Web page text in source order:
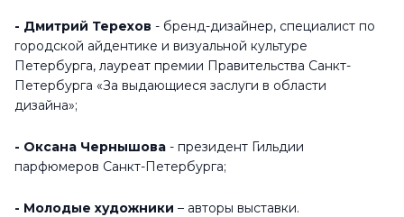
- Дмитрий Терехов - бренд-дизайнер, специалист по
городской айдентике и визуальной культуре
Петербурга, лауреат премии Правительства Санкт-
Петербурга «За выдающиеся заслуги в области
дизайна»;
- Оксана Чернышова - президент Гильдии
парфюмеров Санкт-Петербурга;
- Молодые художники – авторы выставки.